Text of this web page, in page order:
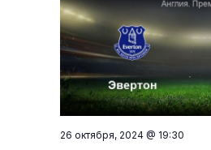
26 октября, 2024 @ 19:30